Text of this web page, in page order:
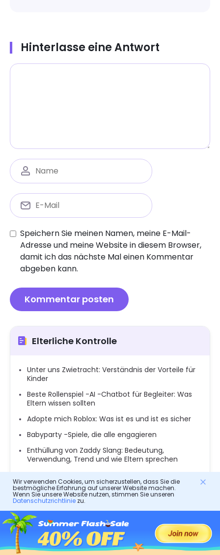
Hinterlasse eine Antwort
Speichern Sie meinen Namen, meine E-Mail-
Adresse und meine Website in diesem Browser,
damit ich das nächste Mal einen Kommentar
abgeben kann.
Elterliche Kontrolle
Unter uns Zwietracht: Verständnis der Vorteile für
Kinder
Beste Rollenspiel -AI -Chatbot für Begleiter: Was
Eltern wissen sollten
Adopte mich Roblox: Was ist es und ist es sicher
Babyparty -Spiele, die alle engagieren
Enthüllung von Zaddy Slang: Bedeutung,
Verwendung, Trend und wie Eltern sprechen
Was ist Softcore -Pornos: Was Eltern und
Benutzer wissen sollten
Tumblr -Sicherheitsmodus: Ausschalten,
Kinder mit der Geschichte von Depereaux
einbeziehen
Wie coole Mathematik für Kinder macht
Wir verwenden Cookies, um sicherzustellen, dass Sie die
bestmögliche Erfahrung auf unserer Website machen.
Wenn Sie unsere Website nutzen, stimmen Sie unseren
Datenschutzrichtliniezu.